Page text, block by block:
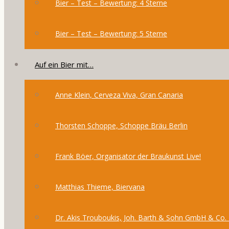
Bier – Test – Bewertung: 4 Sterne
Bier – Test – Bewertung: 5 Sterne
Auf ein Bier mit…
Anne Klein, Cerveza Viva, Gran Canaria
Thorsten Schoppe, Schoppe Bräu Berlin
Frank Böer, Organisator der Braukunst Live!
Matthias Thieme, Biervana
Dr. Akis Trouboukis, Joh. Barth & Sohn GmbH & Co.